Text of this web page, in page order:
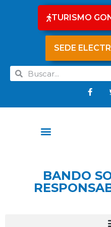
TURISMO
SEDE
BANDO